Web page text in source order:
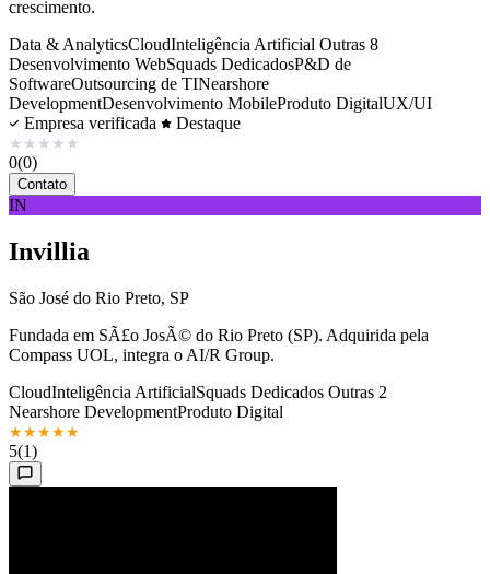
crescimento.
Data & AnalyticsCloudInteligência Artificial Outras 8
Desenvolvimento WebSquads DedicadosP&D de
SoftwareOutsourcing de TINearshore
DevelopmentDesenvolvimento MobileProduto DigitalUX/UI
Empresa verificada
Destaque
★ ★ ★ ★ ★
0(0)
Contato
IN
Invillia
São José do Rio Preto, SP
Fundada em SÃ£o JosÃ© do Rio Preto (SP). Adquirida pela
Compass UOL, integra o AI/R Group.
CloudInteligência ArtificialSquads Dedicados Outras 2
Nearshore DevelopmentProduto Digital
★★★★★
5(1)